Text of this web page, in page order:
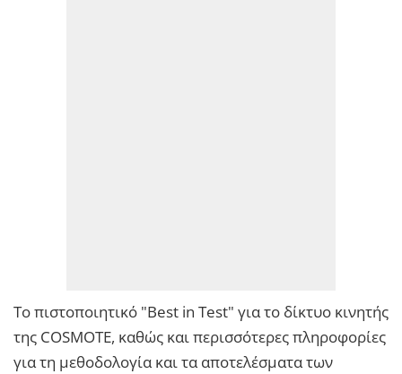
Το πιστοποιητικό "Best in Test" για το δίκτυο κινητής
της COSMOTE, καθώς και περισσότερες πληροφορίες
για τη μεθοδολογία και τα αποτελέσματα των